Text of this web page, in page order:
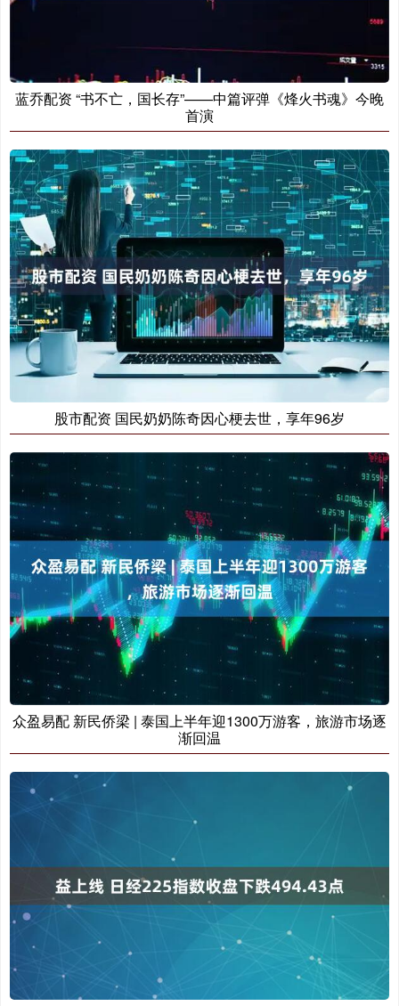
蓝乔配资 “书不亡，国长存”——中篇评弹《烽火书魂》今晚
首演
股市配资 国民奶奶陈奇因心梗去世，享年96岁
众盈易配 新民侨梁 | 泰国上半年迎1300万游客，旅游市场逐
渐回温